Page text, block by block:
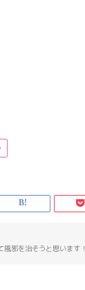
邪を治そうと思います！